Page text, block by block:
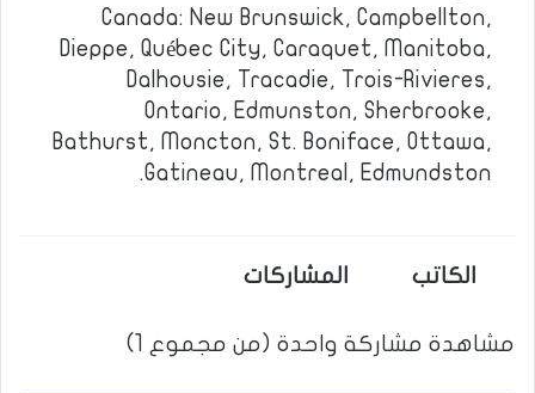
Canada: New Brunswick, Campbellton,
Dieppe, Québec City, Caraquet, Manitoba,
Dalhousie, Tracadie, Trois-Rivieres,
Ontario, Edmunston, Sherbrooke,
Bathurst, Moncton, St. Boniface, Ottawa,
Gatineau, Montreal, Edmundston.
الكاتب المشاركات
مشاهدة مشاركة واحدة (من مجموع 1)